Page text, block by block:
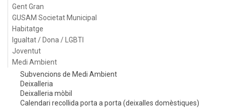
Gent Gran
GUSAM Societat Municipal
Habitatge
Igualtat / Dona / LGBTI
Joventut
Medi Ambient
Subvencions de Medi Ambient
Deixalleria
Deixalleria mòbil
Calendari recollida porta a porta (deixalles domèstiques)